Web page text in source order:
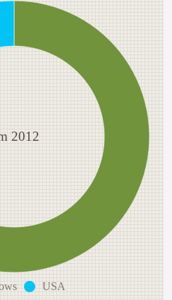
2012
USA